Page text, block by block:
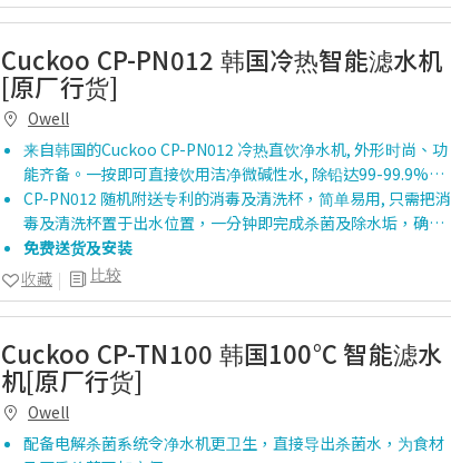
Cuckoo CP-PN012 韩国冷热智能滤水机
[原厂行货]
Owell
来自韩国的Cuckoo CP-PN012 冷热直饮净水机, 外形时尚、功
能齐备。一按即可直接饮用洁净微碱性水, 除铅达99-99.9%…
CP-PN012 随机附送专利的消毒及清洗杯，简单易用, 只需把消
毒及清洗杯置于出水位置，一分钟即完成杀菌及除水垢，确…
免费送货及安装
比较
收藏
Cuckoo CP-TN100 韩国100°C 智能滤水
机[原厂行货]
Owell
配备电解杀菌系统令净水机更卫生，直接导出杀菌水，为食材